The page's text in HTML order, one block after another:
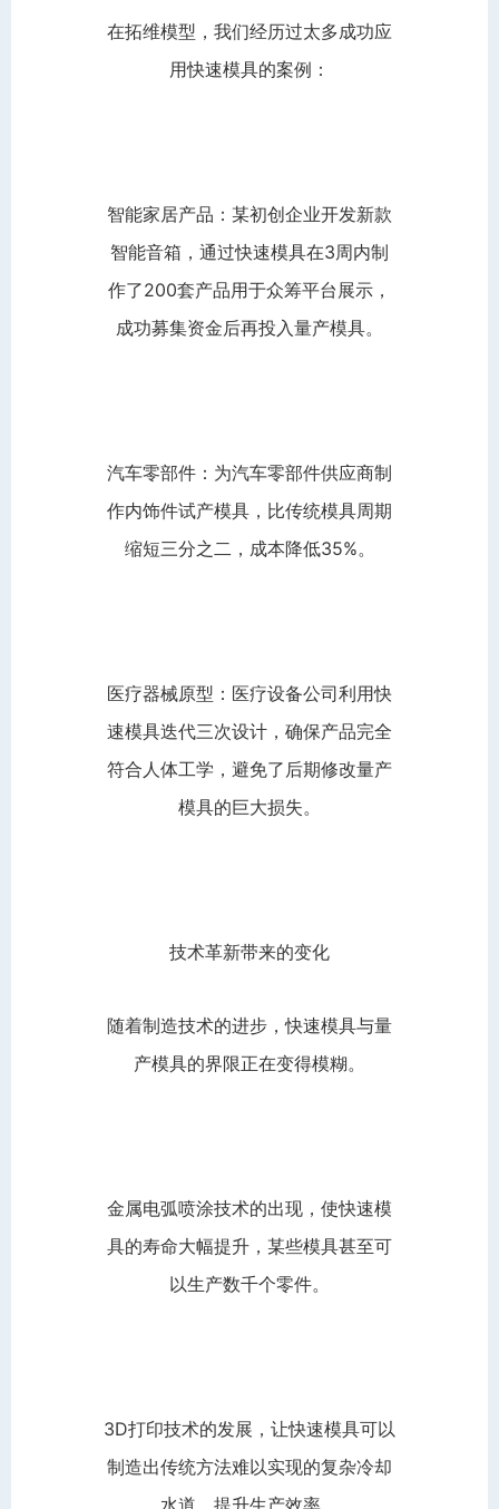
在拓维模型，我们经历过太多成功应
用快速模具的案例：
智能家居产品：某初创企业开发新款
智能音箱，通过快速模具在3周内制
作了200套产品用于众筹平台展示，
成功募集资金后再投入量产模具。
汽车零部件：为汽车零部件供应商制
作内饰件试产模具，比传统模具周期
缩短三分之二，成本降低35%。
医疗器械原型：医疗设备公司利用快
速模具迭代三次设计，确保产品完全
符合人体工学，避免了后期修改量产
模具的巨大损失。
技术革新带来的变化
随着制造技术的进步，快速模具与量
产模具的界限正在变得模糊。
金属电弧喷涂技术的出现，使快速模
具的寿命大幅提升，某些模具甚至可
以生产数千个零件。
3D打印技术的发展，让快速模具可以
制造出传统方法难以实现的复杂冷却
水道，提升生产效率。